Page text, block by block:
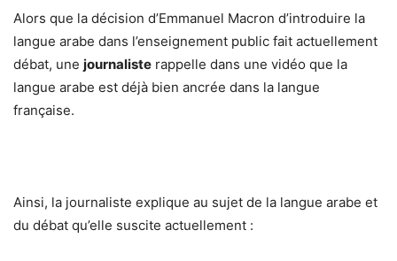
Alors que la décision d’Emmanuel Macron d’introduire la
langue arabe dans l’enseignement public fait actuellement
débat, une journaliste rappelle dans une vidéo que la
langue arabe est déjà bien ancrée dans la langue
française.
Ainsi, la journaliste explique au sujet de la langue arabe et
du débat qu’elle suscite actuellement :